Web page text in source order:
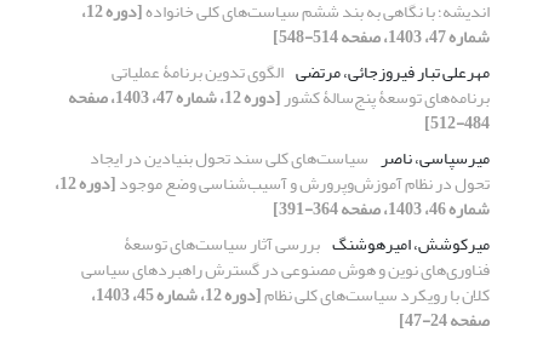
اندیشه؛ با نگاهی به بند ششم سیاست‌های کلی خانواده [دوره 12،
شماره 47، 1403، صفحه 514-548]
مهرعلی تبار فیروزجائی، مرتضی الگوی تدوین برنامۀ عملیاتی
برنامه‌های توسعۀ پنج‌سالۀ کشور [دوره 12، شماره 47، 1403، صفحه
484-512]
میرسپاسی، ناصر سیاست‌های کلی سند تحول بنیادین در ایجاد
تحول در نظام آموزش‌وپرورش و آسیب‌شناسی وضع موجود [دوره 12،
شماره 46، 1403، صفحه 364-391]
میرکوشش، امیرهوشنگ بررسی آثار سیاست‌‌های توسعۀ‌‌
فناوری‌‌های نوین و هوش مصنوعی در گسترش راهبردهای سیاسی
کلان با رویکرد سیاست‌‌های کلی نظام [دوره 12، شماره 45، 1403،
صفحه 24-47]